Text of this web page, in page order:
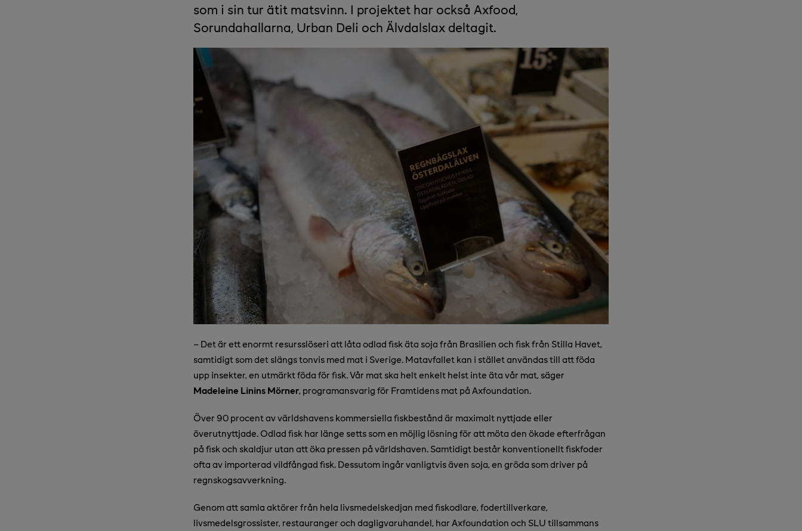
som i sin tur ätit matsvinn. I projektet har också Axfood,
Sorundahallarna, Urban Deli och Älvdalslax deltagit.
– Det är ett enormt resursslöseri att låta odlad fisk äta soja från Brasilien och fisk från Stilla Havet,
samtidigt som det slängs tonvis med mat i Sverige. Matavfallet kan i stället användas till att föda
upp insekter, en utmärkt föda för fisk. Vår mat ska helt enkelt helst inte äta vår mat, säger
Madeleine Linins Mörner , programansvarig för Framtidens mat på Axfoundation.
Över 90 procent av världshavens kommersiella fiskbestånd är maximalt nyttjade eller
överutnyttjade. Odlad fisk har länge setts som en möjlig lösning för att möta den ökade efterfrågan
på fisk och skaldjur utan att öka pressen på världshaven. Samtidigt består konventionellt fiskfoder
ofta av importerad vildfångad fisk. Dessutom ingår vanligtvis även soja, en gröda som driver på
regnskogsavverkning.
Genom att samla aktörer från hela livsmedelskedjan med fiskodlare, fodertillverkare,
livsmedelsgrossister, restauranger och dagligvaruhandel, har Axfoundation och SLU tillsammans